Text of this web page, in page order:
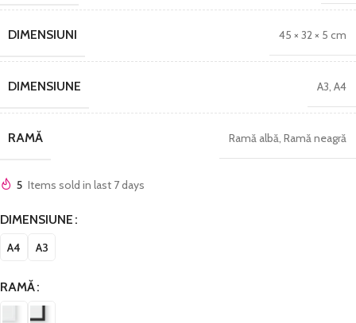
DIMENSIUNI 45 × 32 × 5 cm
DIMENSIUNE A3, A4
RAMĂ Ramă albă, Ramă neagră
5 Items sold in last 7 days
DIMENSIUNE
A4 A3
RAMĂ